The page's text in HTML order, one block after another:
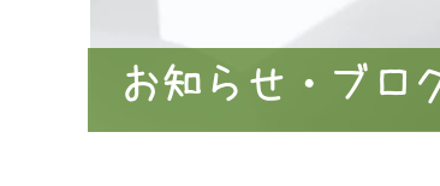
お知らせ・ブロ